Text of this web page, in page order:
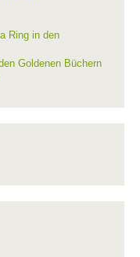
Ring in den
Goldenen Büchern